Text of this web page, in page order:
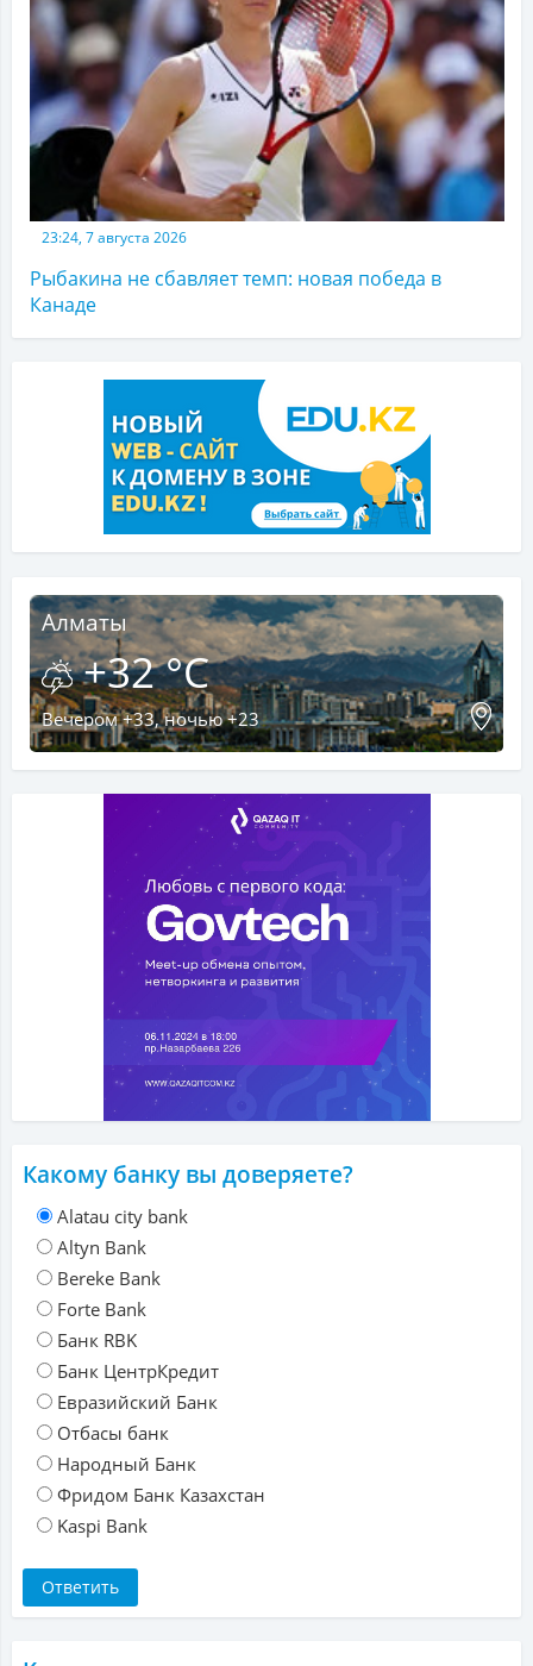
23:24, 7 августа 2026
Рыбакина не сбавляет темп: новая победа в
Канаде
Алматы
+32 °C
Вечером +33, ночью +23
Какому банку вы доверяете?
Alatau city bank
Altyn Bank
Bereke Bank
Forte Bank
Банк RBK
Банк ЦентрКредит
Евразийский Банк
Отбасы банк
Народный Банк
Фридом Банк Казахстан
Kaspi Bank